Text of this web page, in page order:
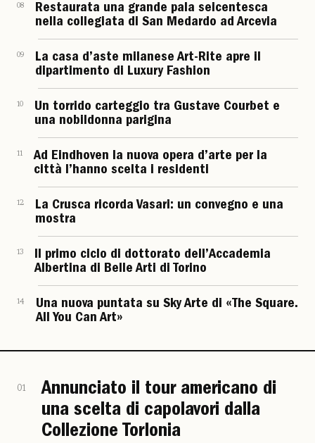
08
Restaurata una grande pala seicentesca
nella collegiata di San Medardo ad Arcevia
09
La casa d’aste milanese Art-Rite apre il
dipartimento di Luxury Fashion
10
Un torrido carteggio tra Gustave Courbet e
una nobildonna parigina
11
Ad Eindhoven la nuova opera d’arte per la
città l’hanno scelta i residenti
12
La Crusca ricorda Vasari: un convegno e una
mostra
13
Il primo ciclo di dottorato dell’Accademia
Albertina di Belle Arti di Torino
14
Una nuova puntata su Sky Arte di «The Square.
All You Can Art»
01
Annunciato il tour americano di
una scelta di capolavori dalla
Collezione Torlonia